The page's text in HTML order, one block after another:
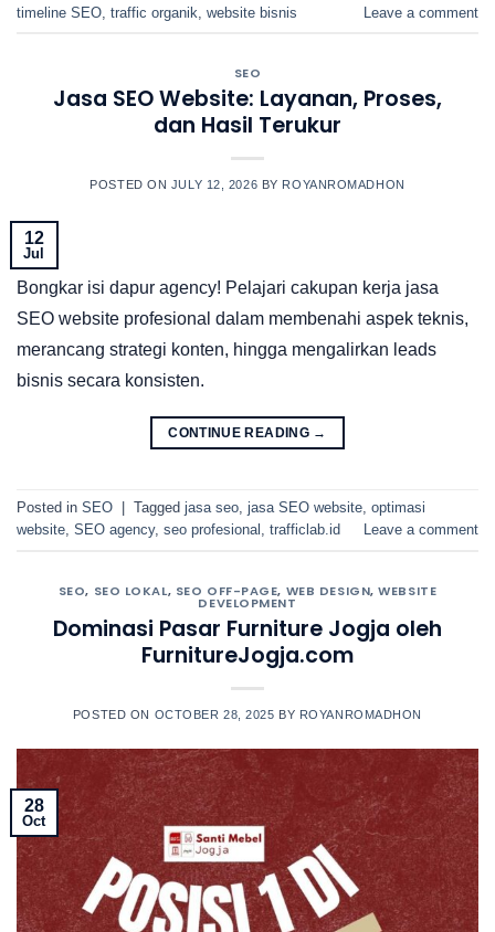
timeline SEO traffic organik website bisnis Leave a comment
SEO
Jasa SEO Website: Layanan, Proses,
dan Hasil Terukur
POSTED ON JULY 12, 2026 BY ROYANROMADHON
12
Jul
Bongkar isi dapur agency! Pelajari cakupan kerja jasa
SEO website profesional dalam membenahi aspek teknis,
merancang strategi konten, hingga mengalirkan leads
bisnis secara konsisten.
CONTINUE READING →
Posted in SEO Tagged jasa seo, jasa SEO website, optimasi
website, SEO agency, seo profesional , trafficlab.id Leave a comment
SEO, SEO LOKAL, SEO OFF-PAGE, WEB DESIGN,WEBSITE
DEVELOPMENT
Dominasi Pasar Furniture Jogja oleh
FurnitureJogja.com
POSTED ON OCTOBER 28, 2025 BY ROYANROMADHON
28
Oct